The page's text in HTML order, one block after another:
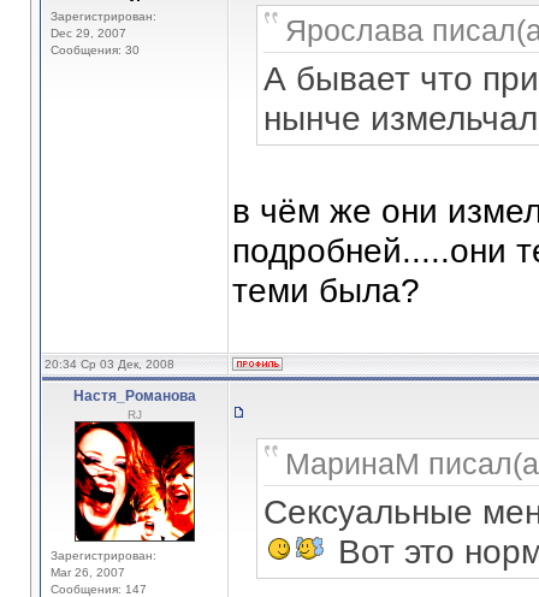
Зарегистрирован:
Dec 29, 2007
Сообщения: 30
Ярослава
А бывает что
нынче
в чём же они
подробней.....они
теми была?
20:34 Ср 03 Дек, 2008
Настя_Романова
RJ
Зарегистрирован:
Mar 26, 2007
Сообщения: 147
МаринаМ
Сексуальные
Вот это